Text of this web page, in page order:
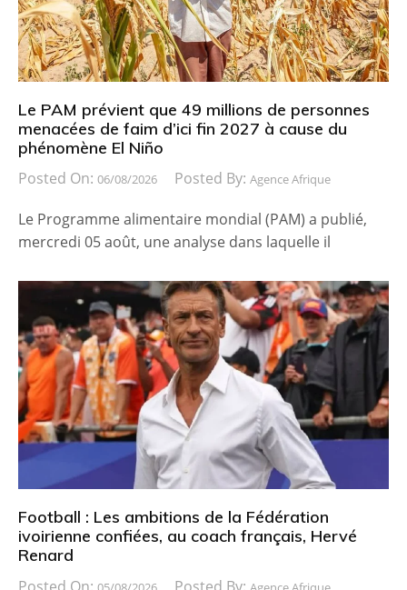
Le PAM prévient que 49 millions de personnes
menacées de faim d’ici fin 2027 à cause du
phénomène El Niño
Posted On: 06/08/2026 Posted By: Agence Afrique
Le Programme alimentaire mondial (PAM) a publié,
mercredi 05 août, une analyse dans laquelle il
Football : Les ambitions de la Fédération
ivoirienne confiées, au coach français, Hervé
Renard
Posted On: Posted By: